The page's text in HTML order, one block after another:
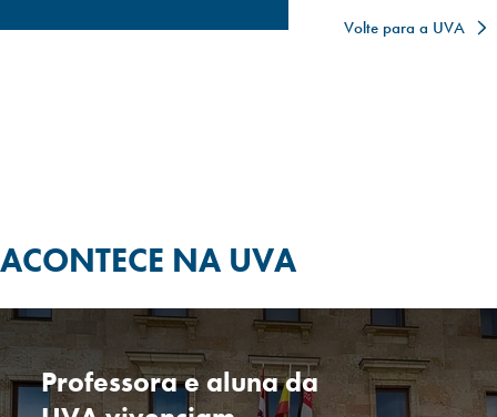
Faça sua rematrícula
Veja como participar
Volte para a UVA
ACONTECE NA UVA
Professora e aluna da